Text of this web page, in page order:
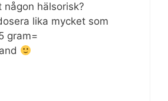
någon hälsorisk?
lika mycket som
gram=